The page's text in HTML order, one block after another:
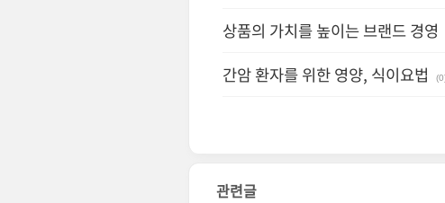
상품의 가치를 높이는 브랜드 경영
간암 환자를 위한 영양, 식이요법
관련글